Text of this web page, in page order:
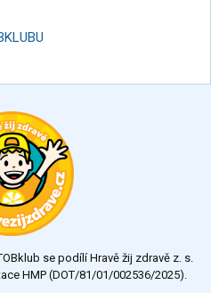
se podílí Hravě žij zdravě z. s.
HMP (DOT/81/01/002536/2025).